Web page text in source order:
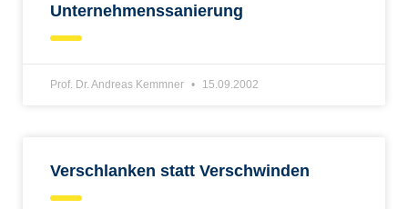
Unternehmenssanierung
Prof. Dr. Andreas Kemmner 15.09.2002
Verschlanken statt Verschwinden